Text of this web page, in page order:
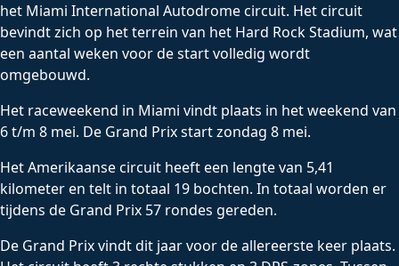
het Miami International Autodrome circuit. Het circuit
bevindt zich op het terrein van het Hard Rock Stadium, wat
een aantal weken voor de start volledig wordt
omgebouwd.
Het raceweekend in Miami vindt plaats in het weekend van
6 t/m 8 mei. De Grand Prix start zondag 8 mei.
Het Amerikaanse circuit heeft een lengte van 5,41
kilometer en telt in totaal 19 bochten. In totaal worden er
tijdens de Grand Prix 57 rondes gereden.
De Grand Prix vindt dit jaar voor de allereerste keer plaats.